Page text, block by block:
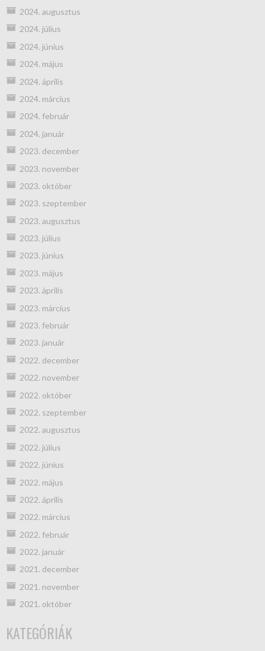
2024. augusztus
2024. július
2024. június
2024. május
2024. április
2024. március
2024. február
2024. január
2023. december
2023. november
2023. október
2023. szeptember
2023. augusztus
2023. július
2023. június
2023. május
2023. április
2023. március
2023. február
2023. január
2022. december
2022. november
2022. október
2022. szeptember
2022. augusztus
2022. július
2022. június
2022. május
2022. április
2022. március
2022. február
2022. január
2021. december
2021. november
2021. október
KATEGÓRIÁK